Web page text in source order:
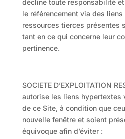
décline toute responsabilité
le référencement via des
ressources tierces présentes
tant en ce qui concerne leur
pertinence.
SOCIETE D’EXPLOITATION
autorise les liens hypertextes
de ce Site, à condition que
nouvelle fenêtre et soient
équivoque afin d’éviter :